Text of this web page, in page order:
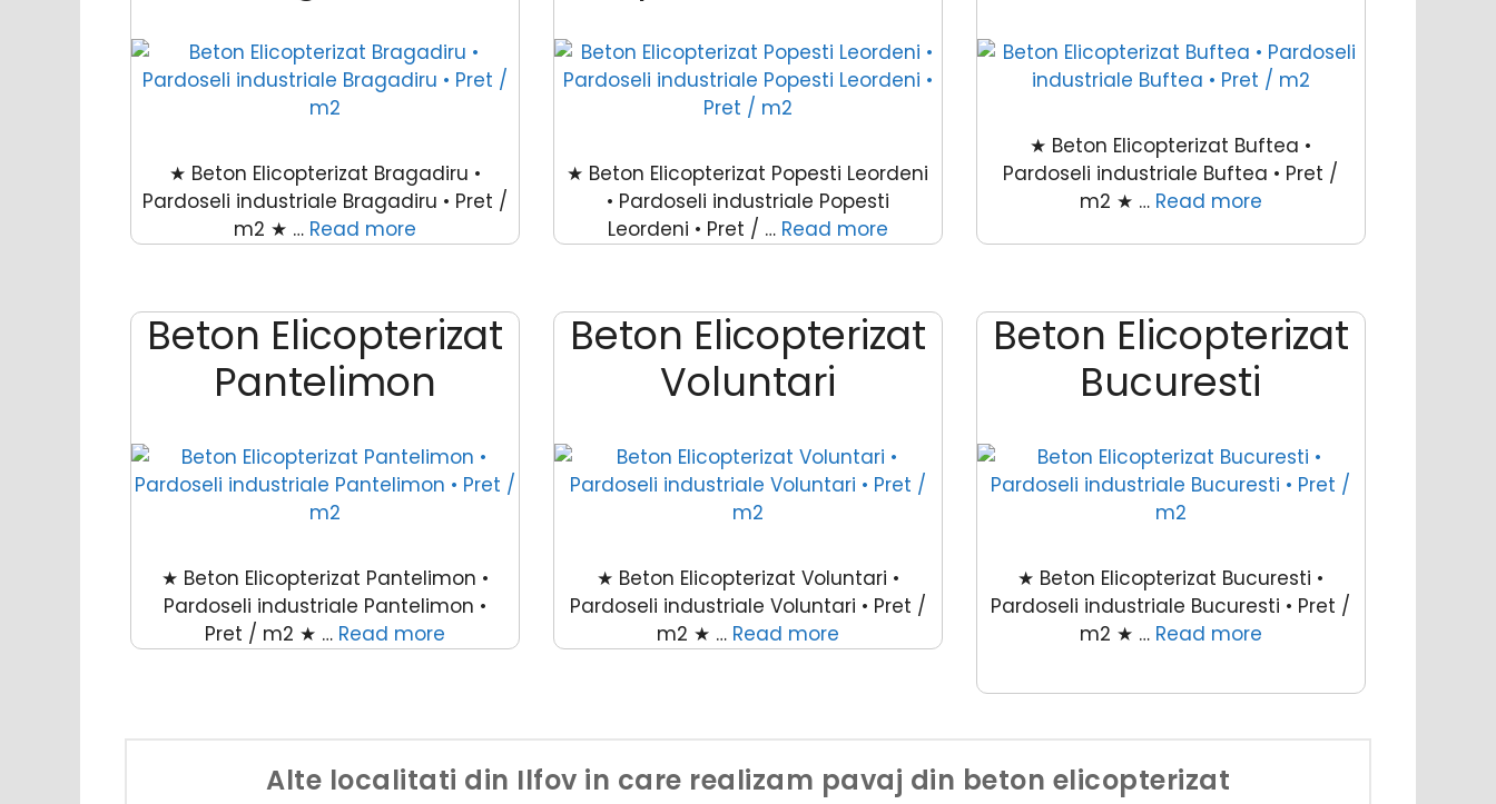
★ Beton Elicopterizat Bragadiru •
Pardoseli industriale Bragadiru • Pret /
m2 ★ … Read more
★ Beton Elicopterizat Popesti Leordeni
• Pardoseli industriale Popesti
Leordeni • Pret / … Read more
★ Beton Elicopterizat Buftea •
Pardoseli industriale Buftea • Pret /
m2 ★ … Read more
Beton Elicopterizat
Pantelimon
★ Beton Elicopterizat Pantelimon •
Pardoseli industriale Pantelimon •
Pret / m2 ★ … Read more
Beton Elicopterizat
Voluntari
★ Beton Elicopterizat Voluntari •
Pardoseli industriale Voluntari • Pret /
m2 ★ … Read more
Beton Elicopterizat
Bucuresti
★ Beton Elicopterizat Bucuresti •
Pardoseli industriale Bucuresti • Pret /
m2 ★ … Read more
Alte localitati din Ilfov in care realizam pavaj din beton elicopterizat